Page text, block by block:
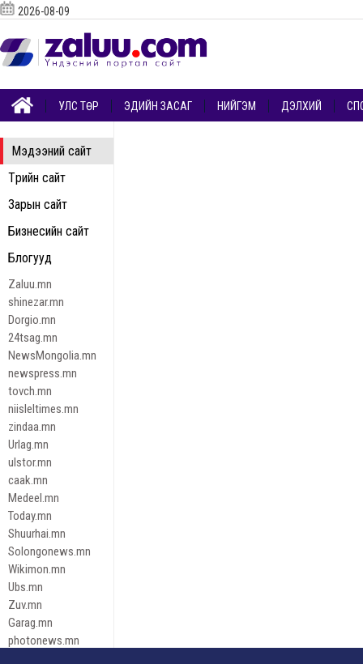
Мэдээний сайт
Төрийн сайт
Зарын сайт
Бизнесийн сайт
Блогууд
Zaluu.mn
shinezar.mn
Dorgio.mn
24tsag.mn
NewsMongolia.mn
newspress.mn
tovch.mn
niisleltimes.mn
zindaa.mn
Urlag.mn
ulstor.mn
caak.mn
Medeel.mn
Today.mn
Shuurhai.mn
Solongonews.mn
Wikimon.mn
Ubs.mn
Zuv.mn
Garag.mn
photonews.mn
2026-08-09
УЛС ТӨР ЭДИЙН ЗАСАГ НИЙГЭМ ДЭЛХИЙ